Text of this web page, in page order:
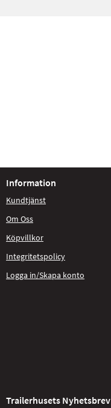
Information
Kundtjänst
Om Oss
Köpvillkor
Integritetspolicy
Logga in/Skapa konto
Trailerhusets Nyhetsbrev